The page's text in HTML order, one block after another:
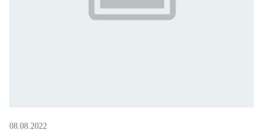
08.08.2022